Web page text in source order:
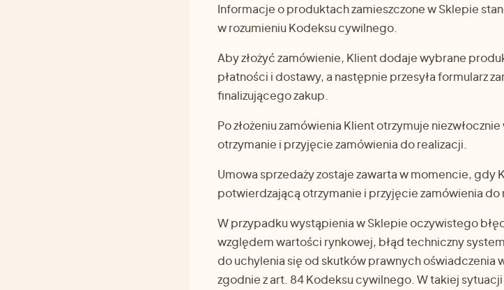
Informacje o produktach zamieszczone w Sklepie
w rozumieniu Kodeksu cywilnego.
Aby złożyć zamówienie, Klient dodaje wybrane
płatności i dostawy, a następnie przesyła formularz
finalizującego zakup.
Po złożeniu zamówienia Klient otrzymuje
otrzymanie i przyjęcie zamówienia do realizacji.
Umowa sprzedaży zostaje zawarta w momencie,
potwierdzającą otrzymanie i przyjęcie zamówienia do
W przypadku wystąpienia w Sklepie oczywistego
względem wartości rynkowej, błąd techniczny
do uchylenia się od skutków prawnych oświadczenia
zgodnie z art. 84 Kodeksu cywilnego. W takiej